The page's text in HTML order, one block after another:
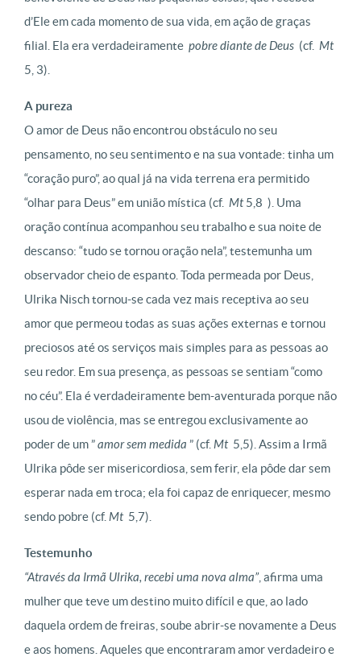
d’Ele em cada momento de sua vida, em ação de graças
filial. Ela era verdadeiramente pobre diante de Deus (cf. Mt
5, 3).
A pureza
O amor de Deus não encontrou obstáculo no seu
pensamento, no seu sentimento e na sua vontade: tinha um
“coração puro”, ao qual já na vida terrena era permitido
“olhar para Deus” em união mística (cf. Mt5,8 ). Uma
oração contínua acompanhou seu trabalho e sua noite de
descanso: “tudo se tornou oração nela”, testemunha um
observador cheio de espanto. Toda permeada por Deus,
Ulrika Nisch tornou-se cada vez mais receptiva ao seu
amor que permeou todas as suas ações externas e tornou
preciosos até os serviços mais simples para as pessoas ao
seu redor. Em sua presença, as pessoas se sentiam “como
no céu”. Ela é verdadeiramente bem-aventurada porque não
usou de violência, mas se entregou exclusivamente ao
poder de um ”amor sem medida ” (cf. Mt5,5). Assim a Irmã
Ulrika pôde ser misericordiosa, sem ferir, ela pôde dar sem
esperar nada em troca; ela foi capaz de enriquecer, mesmo
sendo pobre (cf. Mt5,7).
Testemunho
“Através da Irmã Ulrika, recebi uma nova alma”, afirma uma
mulher que teve um destino muito difícil e que, ao lado
daquela ordem de freiras, soube abrir-se novamente a Deus
e aos homens. Aqueles que encontraram amor verdadeiro e